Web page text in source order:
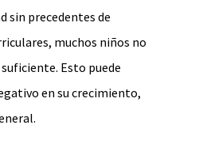
sin precedentes de
muchos niños no
Esto puede
en su crecimiento,